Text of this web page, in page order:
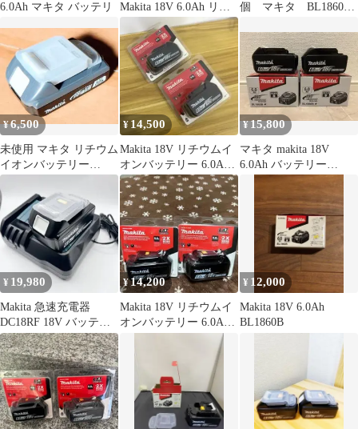
6.0Ah マキタ バッテリ
Makita 18V 6.0Ah リチ
ウムイオンバッテリー
個 マキタ BL1860B
¥6,500
未使用 マキタ リチウム
イオンバッテリー
BLB182 18V 2.0Ah
¥ 14,500
Makita 18V リチウムイ
オンバッテリー 6.0Ah x
２個
¥15,800
マキタ makita 18V
6.0Ah バッテリー
BL1860B 2個セット
¥ 19,980
Makita 急速充電器
DC18RF 18V バッテリ
ーセット BL1860B
¥14,200
Makita 18V リチウムイ
オンバッテリー 6.0Ah x
¥ 12,000
Makita 18V 6.0Ah
BL1860B